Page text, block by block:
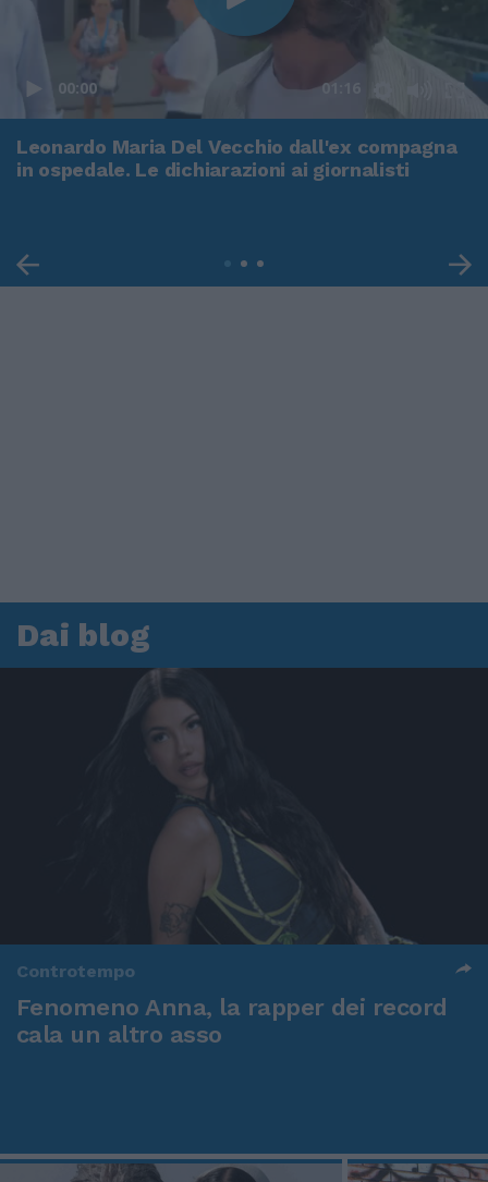
00:00 01:16
Leonardo Maria Del Vecchio dall'ex compagna
in ospedale. Le dichiarazioni ai giornalisti
Dai blog
Controtempo
Fenomeno Anna, la rapper dei record
cala un altro asso